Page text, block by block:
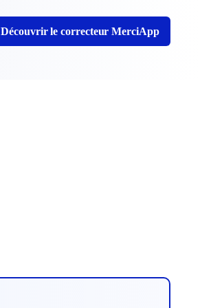
Découvrir le correcteur MerciApp